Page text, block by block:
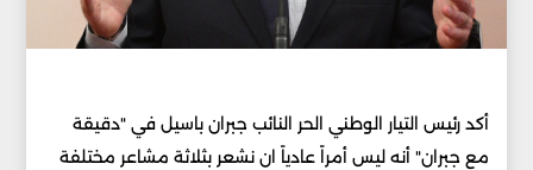
أكد رئيس التيار الوطني الحر النائب جبران باسيل في "دقيقة
مع جبران" أنه ليس أمراً عادياً ان نشعر بثلاثة مشاعر مختلفة